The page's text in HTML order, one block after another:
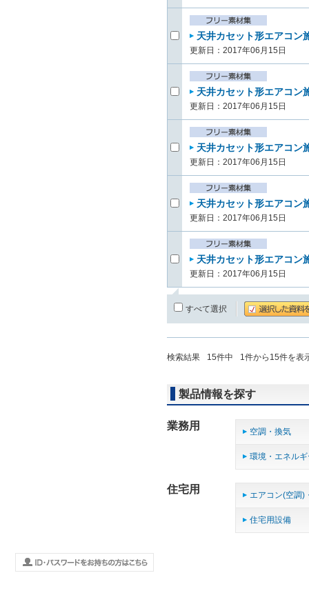
天井カセット形エアコン
更新日：2017年06月15日
天井カセット形エアコ
更新日：2017年06月15日
天井カセット形エアコ
更新日：2017年06月15日
天井カセット形エアコ
更新日：2017年06月15日
天井カセット形エアコ
更新日：2017年06月15日
すべて選択
検索結果 15件中 1件から 15件を表
製品情報を探す
業務用 空調・換気
環境・エネル
住宅用 エアコン(空調)
住宅用設備